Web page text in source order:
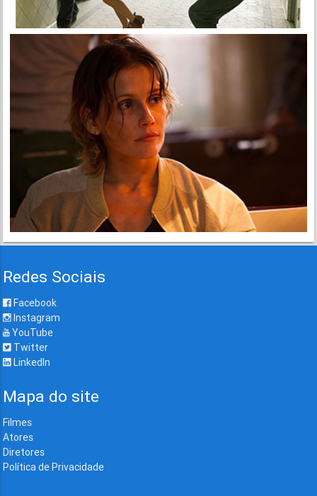
Redes Sociais
Facebook
Instagram
YouTube
Twitter
LinkedIn
Mapa do site
Filmes
Atores
Diretores
Política de Privacidade